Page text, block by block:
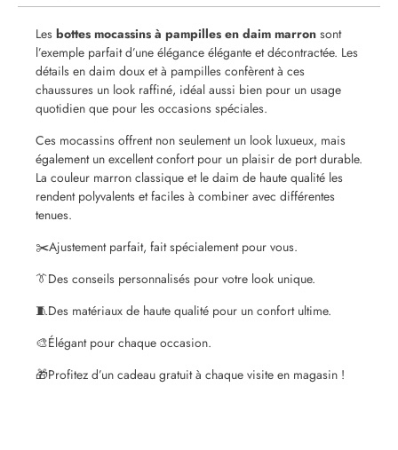
Les bottes mocassins à pampilles en daim marron sont
l’exemple parfait d’une élégance élégante et décontractée. Les
détails en daim doux et à pampilles confèrent à ces
chaussures un look raffiné, idéal aussi bien pour un usage
quotidien que pour les occasions spéciales.
Ces mocassins offrent non seulement un look luxueux, mais
également un excellent confort pour un plaisir de port durable.
La couleur marron classique et le daim de haute qualité les
rendent polyvalents et faciles à combiner avec différentes
tenues.
✂️Ajustement parfait, fait spécialement pour vous.
👔Des conseils personnalisés pour votre look unique.
🧵Des matériaux de haute qualité pour un confort ultime.
🎨Élégant pour chaque occasion.
🎁Profitez d’un cadeau gratuit à chaque visite en magasin !